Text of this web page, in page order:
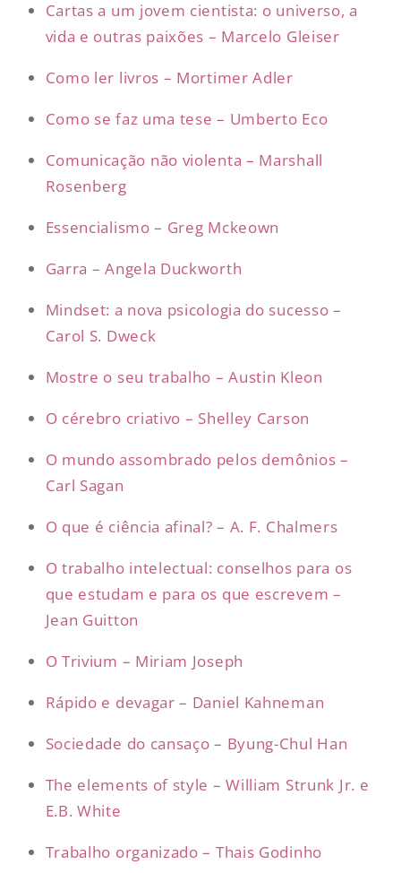
Cartas a um jovem cientista: o universo, a
vida e outras paixões – Marcelo Gleiser
Como ler livros – Mortimer Adler
Como se faz uma tese – Umberto Eco
Comunicação não violenta – Marshall
Rosenberg
Essencialismo – Greg Mckeown
Garra – Angela Duckworth
Mindset: a nova psicologia do sucesso –
Carol S. Dweck
Mostre o seu trabalho – Austin Kleon
O cérebro criativo – Shelley Carson
O mundo assombrado pelos demônios –
Carl Sagan
O que é ciência afinal? – A. F. Chalmers
O trabalho intelectual: conselhos para os
que estudam e para os que escrevem –
Jean Guitton
O Trivium – Miriam Joseph
Rápido e devagar – Daniel Kahneman
Sociedade do cansaço – Byung-Chul Han
The elements of style – William Strunk Jr. e
E.B. White
Trabalho organizado – Thais Godinho